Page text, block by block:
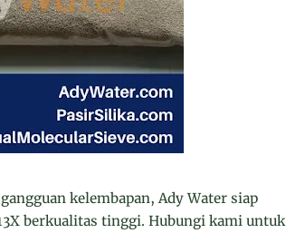
kelembapan, Ady Water siap
berkualitas tinggi. Hubungi kami untuk